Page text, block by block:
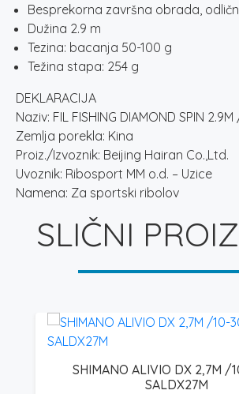
Besprekorna završna obrada,
Dužina 2.9 m
Tezina: bacanja 50-100 g
Težina stapa: 254 g
DEKLARACIJA
Naziv: FIL FISHING DIAMOND SPIN
Zemlja porekla: Kina
Proiz./Izvoznik: Beijing Hairan Co.,Ltd.
Uvoznik: Ribosport MM o.d. – Uzice
Namena: Za sportski ribolov
SLIČNI
SHIMANO ALIVIO DX 2,7M /
SALDX27M